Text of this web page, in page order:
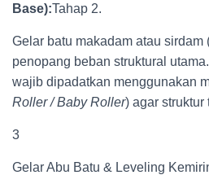
Base):Tahap 2.
Gelar batu makadam atau sirdam
penopang beban struktural
wajib dipadatkan menggunakan
Roller / Baby Roller) agar
3
Gelar Abu Batu & Leveling